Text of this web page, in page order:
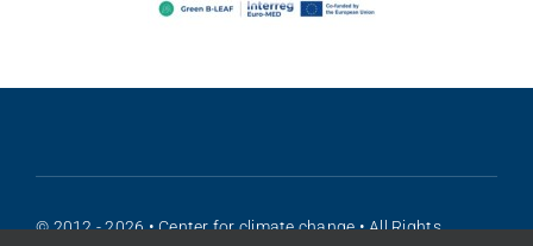
© 2012 - 2026 • Center for climate change • All Rights